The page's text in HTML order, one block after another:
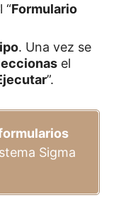
“Formulario
. Una vez se
el
”.
Sigma